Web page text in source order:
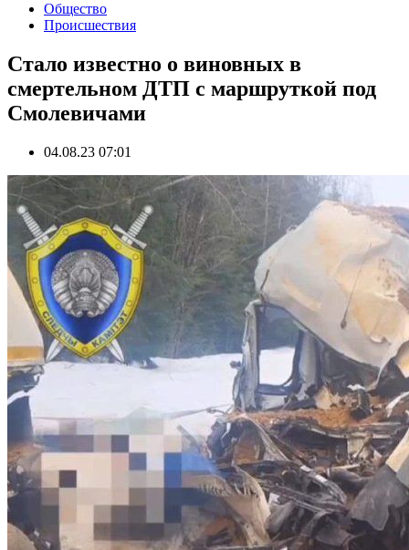
Общество
Происшествия
Стало известно о виновных в
смертельном ДТП с маршруткой под
Смолевичами
04.08.23 07:01